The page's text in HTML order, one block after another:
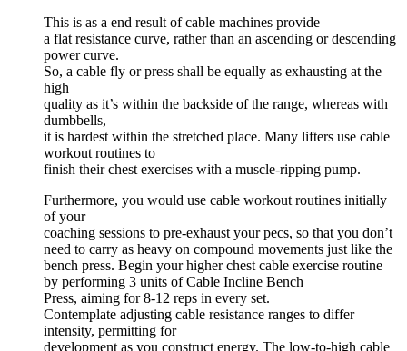
This is as a end result of cable machines provide
a flat resistance curve, rather than an ascending or descending
power curve.
So, a cable fly or press shall be equally as exhausting at the
high
quality as it’s within the backside of the range, whereas with
dumbbells,
it is hardest within the stretched place. Many lifters use cable
workout routines to
finish their chest exercises with a muscle-ripping pump.
Furthermore, you would use cable workout routines initially
of your
coaching sessions to pre-exhaust your pecs, so that you don’t
need to carry as heavy on compound movements just like the
bench press. Begin your higher chest cable exercise routine
by performing 3 units of Cable Incline Bench
Press, aiming for 8-12 reps in every set.
Contemplate adjusting cable resistance ranges to differ
intensity, permitting for
development as you construct energy. The low-to-high cable